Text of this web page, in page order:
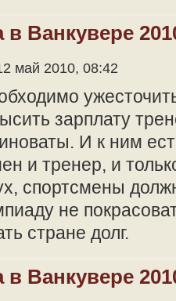
Ванкувере
май 2010, 08:42
зарплату
И к ним
и тренер, и
спортсмены
не
стране долг.
Ванкувере